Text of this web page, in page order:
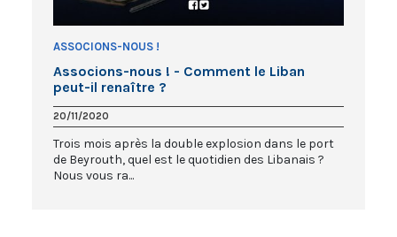
ASSOCIONS-NOUS !
Associons-nous ! - Comment le Liban
peut-il renaître ?
20/11/2020
Trois mois après la double explosion dans le port
de Beyrouth, quel est le quotidien des Libanais ?
Nous vous ra...